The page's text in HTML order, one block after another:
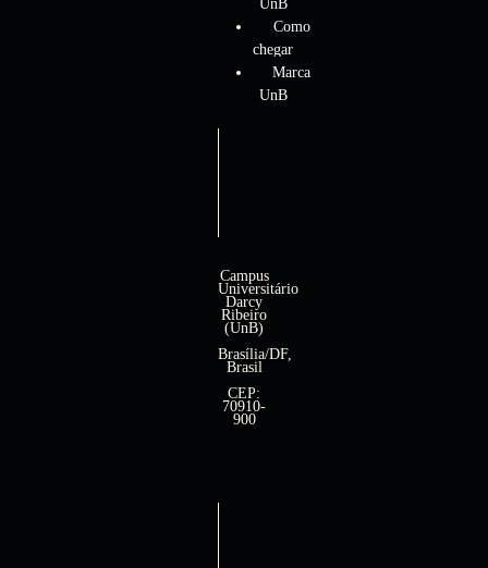
UnB
Como
chegar
Marca
UnB
Campus
Universitário
Darcy
Ribeiro
(UnB)
Brasília/DF,
Brasil
CEP:
70910-
900